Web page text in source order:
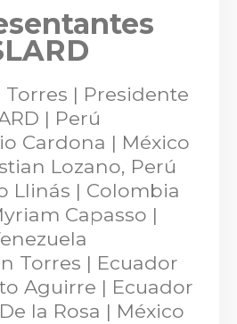
Torres | Presidente
| Perú
Cardona | México
Lozano, Perú
Llinás | Colombia
Capasso |
Torres | Ecuador
Aguirre | Ecuador
la Rosa | México